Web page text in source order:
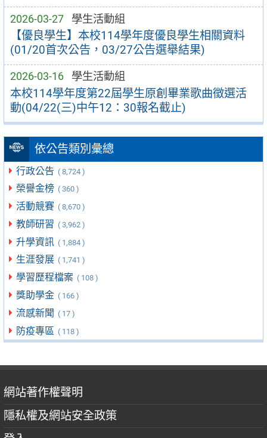
2026-03-27 學生活動組
【優良學生】本校114學年度優良學生相關資料
(01/20首次公告，03/27公告選舉結果)
2026-03-16 學生活動組
本校114學年度第22屆學生原創畢業歌曲徵選活
動(04/22(三)中午12：30報名截止)
依公告類別彙總
行政公告 ( 8,724 )
榮譽金榜 ( 360 )
活動競賽 ( 8,670 )
教師研習 ( 3,962 )
升學資訊 ( 1,884 )
生涯發展 ( 1,741 )
學習歷程檔案 ( 108 )
獎助學金 ( 166 )
流感新聞 ( 17 )
防疫專區 ( 118 )
網站著作權聲明
隱私權及網站安全政策